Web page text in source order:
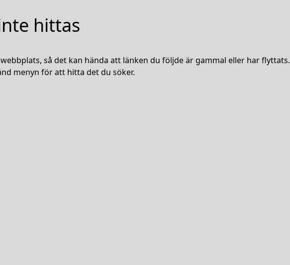
hittas
så det kan hända att länken du följde är gammal eller har flyttats.
menyn för att hitta det du söker.